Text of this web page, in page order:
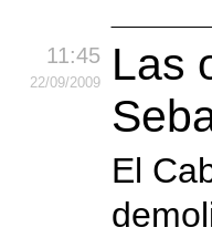
11:45
22/09/2009
Las
El